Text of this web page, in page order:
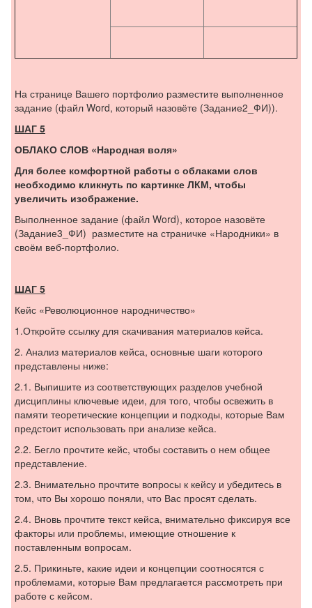
На странице Вашего портфолио разместите выполненное
задание (файл Word, который назовёте (Задание2_ФИ)).
ШАГ 5
ОБЛАКО СЛОВ «Народная воля»
Для более комфортной работы с облаками слов
необходимо кликнуть по картинке ЛКМ, чтобы
увеличить изображение.
Выполненное задание (файл Word), которое назовёте
(Задание3_ФИ) разместите на страничке «Народники» в
своём веб-портфолио.
ШАГ 5
Кейс «Революционное народничество»
1.Откройте ссылку для скачивания материалов кейса.
2. Анализ материалов кейса, основные шаги которого
представлены ниже:
2.1. Выпишите из соответствующих разделов учебной
дисциплины ключевые идеи, для того, чтобы освежить в
памяти теоретические концепции и подходы, которые Вам
предстоит использовать при анализе кейса.
2.2. Бегло прочтите кейс, чтобы составить о нем общее
представление.
2.3. Внимательно прочтите вопросы к кейсу и убедитесь в
том, что Вы хорошо поняли, что Вас просят сделать.
2.4. Вновь прочтите текст кейса, внимательно фиксируя все
факторы или проблемы, имеющие отношение к
поставленным вопросам.
2.5. Прикиньте, какие идеи и концепции соотносятся с
проблемами, которые Вам предлагается рассмотреть при
работе с кейсом.